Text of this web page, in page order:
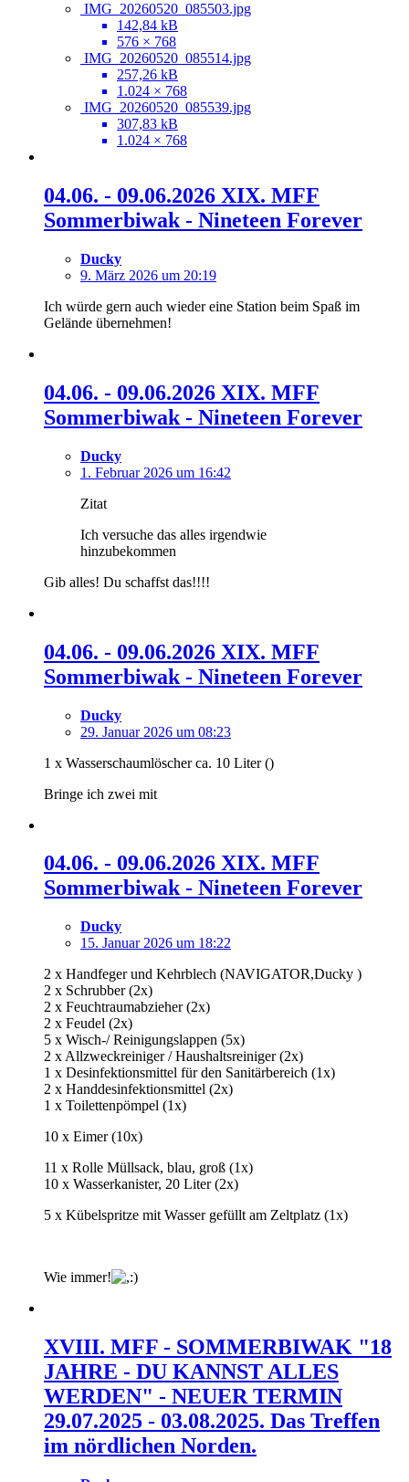
IMG_20260520_085503.jpg
142,84 kB
576 × 768
IMG_20260520_085514.jpg
257,26 kB
1.024 × 768
IMG_20260520_085539.jpg
307,83 kB
1.024 × 768
04.06. - 09.06.2026 XIX. MFF
Sommerbiwak - Nineteen Forever
Ducky
9. März 2026 um 20:19
Ich würde gern auch wieder eine Station beim Spaß im
Gelände übernehmen!
04.06. - 09.06.2026 XIX. MFF
Sommerbiwak - Nineteen Forever
Ducky
1. Februar 2026 um 16:42
Zitat
Ich versuche das alles irgendwie
hinzubekommen
Gib alles! Du schaffst das!!!!
04.06. - 09.06.2026 XIX. MFF
Sommerbiwak - Nineteen Forever
Ducky
29. Januar 2026 um 08:23
1 x Wasserschaumlöscher ca. 10 Liter ()
Bringe ich zwei mit
04.06. - 09.06.2026 XIX. MFF
Sommerbiwak - Nineteen Forever
Ducky
15. Januar 2026 um 18:22
2 x Handfeger und Kehrblech (NAVIGATOR,Ducky )
2 x Schrubber (2x)
2 x Feuchtraumabzieher (2x)
2 x Feudel (2x)
5 x Wisch-/ Reinigungslappen (5x)
2 x Allzweckreiniger / Haushaltsreiniger (2x)
1 x Desinfektionsmittel für den Sanitärbereich (1x)
2 x Handdesinfektionsmittel (2x)
1 x Toilettenpömpel (1x)
10 x Eimer (10x)
11 x Rolle Müllsack, blau, groß (1x)
10 x Wasserkanister, 20 Liter (2x)
5 x Kübelspritze mit Wasser gefüllt am Zeltplatz (1x)
Wie immer!
XVIII. MFF - SOMMERBIWAK "18
JAHRE - DU KANNST ALLES
WERDEN" - NEUER TERMIN
29.07.2025 - 03.08.2025. Das Treffen
im nördlichen Norden.